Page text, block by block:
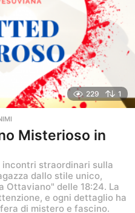
229 1
Misterioso in
incontri straordinari sulla
dallo stile unico,
Ottaviano" delle 18:24. La
e ogni dettaglio ha
di mistero e fascino.